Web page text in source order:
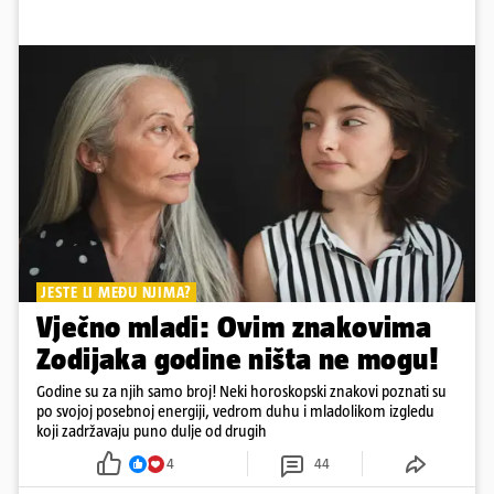
JESTE LI MEĐU NJIMA?
Vječno mladi: Ovim znakovima
Zodijaka godine ništa ne mogu!
Godine su za njih samo broj! Neki horoskopski znakovi poznati su
po svojoj posebnoj energiji, vedrom duhu i mladolikom izgledu
koji zadržavaju puno dulje od drugih
4 44